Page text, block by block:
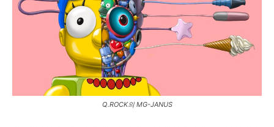
Q.ROCK의 MG-JANUS